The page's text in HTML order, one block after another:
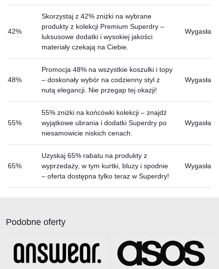
42%
Skorzystaj z 42% zniżki na wybrane
produkty z kolekcji Premium Superdry –
luksusowe dodatki i wysokiej jakości
materiały czekają na Ciebie.
Wygasła
48%
Promocja 48% na wszystkie koszulki i topy
– doskonały wybór na codzienny styl z
nutą elegancji. Nie przegap tej okazji!
Wygasła
55%
55% zniżki na końcówki kolekcji – znajdź
wyjątkowe ubrania i dodatki Superdry po
niesamowicie niskich cenach.
Wygasła
65%
Uzyskaj 65% rabatu na produkty z
wyprzedaży, w tym kurtki, bluzy i spodnie
– oferta dostępna tylko teraz w Superdry!
Wygasła
Podobne oferty